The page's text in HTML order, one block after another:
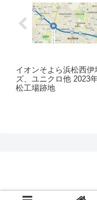
イオンそよら浜松西
ズ、ユニクロ他 2023
松工場跡地